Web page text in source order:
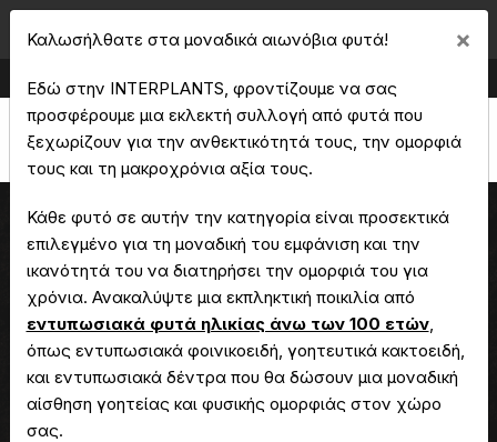
Γιακαράντα
Αρχική
Μοναδικά - Αιωνόβια Φυτά
Γιακαράντα
×
Καλωσήλθατε στα μοναδικά αιωνόβια φυτά!
Εδώ στην INTERPLANTS, φροντίζουμε να σας
προσφέρουμε μια εκλεκτή συλλογή από φυτά που
ξεχωρίζουν για την ανθεκτικότητά τους, την ομορφιά
τους και τη μακροχρόνια αξία τους.
Κάθε φυτό σε αυτήν την κατηγορία είναι προσεκτικά
επιλεγμένο για τη μοναδική του εμφάνιση και την
ικανότητά του να διατηρήσει την ομορφιά του για
χρόνια. Ανακαλύψτε μια εκπληκτική ποικιλία από
εντυπωσιακά φυτά ηλικίας άνω των 100 ετών,
όπως εντυπωσιακά φοινικοειδή, γοητευτικά κακτοειδή,
και εντυπωσιακά δέντρα που θα δώσουν μια μοναδική
αίσθηση γοητείας και φυσικής ομορφιάς στον χώρο
σας.